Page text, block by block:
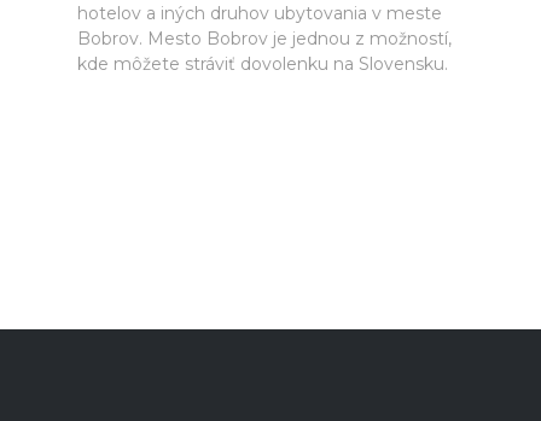
hotelov a iných druhov ubytovania v meste
Bobrov. Mesto Bobrov je jednou z možností,
kde môžete stráviť dovolenku na Slovensku.